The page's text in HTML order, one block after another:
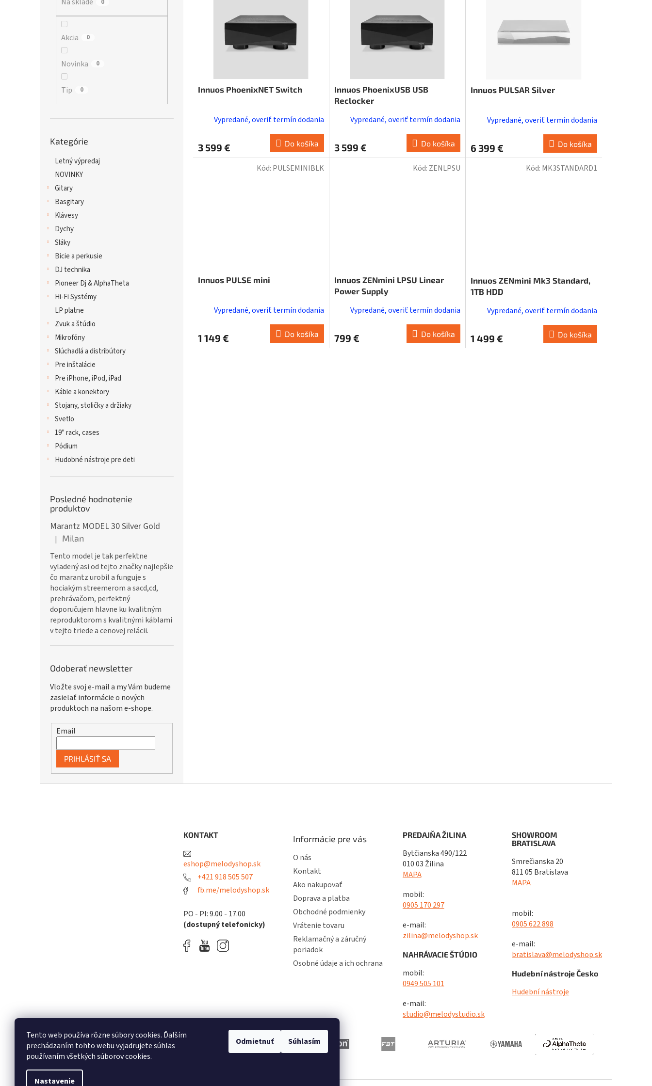
Tento web používa rôzne súbory cookies. Ďalším
prechádzaním tohto webu vyjadrujete súhlas
používaním všetkých súborov cookies.
Nastavenie
Odmietnuť Súhlasím
0
Akcia 0
Novinka 0
Tip 0
kategórie
Kategórie
Letný výpredaj
NOVINKY
Gitary
Basgitary
Klávesy
Dychy
Sláky
Bicie a perkusie
DJ technika
Pioneer Dj & AlphaTheta
Hi-Fi Systémy
LP platne
Zvuk a štúdio
Mikrofóny
Slúchadlá a distribútory
Pre inštalácie
Pre iPhone, iPod, iPad
Káble a konektory
Stojany, stoličky a držiaky
Svetlo
19" rack, cases
Pódium
Hudobné nástroje pre deti
Posledné hodnotenie
produktov
Marantz MODEL 30 Silver Gold
Hodnotenie produktu je 5 z 5 hviezdičiek.
| Milan
Tento model je tak perfektne
vyladený asi od tejto značky najlepšie
čo marantz urobil a funguje s
hociakým streemerom a sacd,cd,
prehrávačom, perfektný
doporučujem hlavne ku kvalitným
reproduktorom s kvalitnými káblami
v tejto triede a cenovej relácii.
Odoberať newsletter
Vložte svoj e-mail a my Vám budeme
zasielať informácie o nových
produktoch na našom e-shope.
Email
PRIHLÁSIŤ SA
Innuos PhoenixNET Switch
Vypredané, overiť termín dodania
3 599 € Do košíka
Innuos PhoenixUSB USB
Reclocker
Vypredané, overiť termín dodania
3 599 € Do košíka
Innuos PULSAR Silver
Vypredané, overiť termín dodania
6 399 € Do košíka
Innuos PULSE mini
Vypredané, overiť termín dodania
1 149 € Do košíka
Kód: PULSEMINIBLK
Innuos ZENmini LPSU Linear
Power Supply
Vypredané, overiť termín dodania
799 € Do košíka
Kód: ZENLPSU
Innuos ZENmini Mk3 Standard,
1TB HDD
Vypredané, overiť termín dodania
1 499 € Do košíka
Kód: MK3STANDARD1
KONTAKT
eshop@melodyshop.sk
+421 918 505 507
fb.me/melodyshop.sk
PO - PI: 9.00 - 17.00
(dostupný telefonicky)
Informácie pre vás
O nás
Kontakt
Ako nakupovať
Doprava a platba
Obchodné podmienky
Vrátenie tovaru
Reklamačný a záručný
poriadok
Osobné údaje a ich ochrana
PREDAJŇA ŽILINA
Bytčianska 490/122
010 03 Žilina
MAPA
mobil:
0905 170 297
e-mail:
zilina@melodyshop.sk
NAHRÁVACIE ŠTÚDIO
mobil:
0949 505 101
e-mail:
studio@melodystudio.sk
SHOWROOM
BRATISLAVA
Smrečianska 20
811 05 Bratislava
MAPA
mobil:
0905 622 898
e-mail:
bratislava@melodyshop.sk
Hudební nástroje Česko
Hudební nástroje